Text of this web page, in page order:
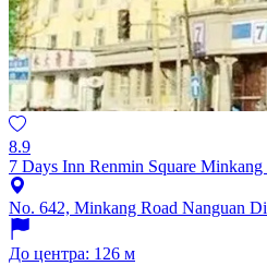
8.9
7 Days Inn Renmin Square Minkang
No. 642, Minkang Road Nanguan
До центра: 126 м